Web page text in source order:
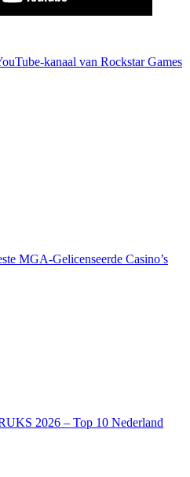
kanaal van Rockstar Games
MGA-Gelicenseerde Casino’s
2026 – Top 10 Nederland